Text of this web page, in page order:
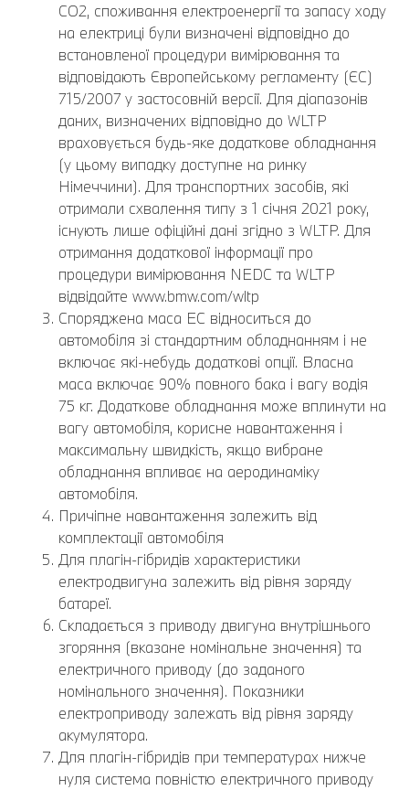
CO2, споживання електроенергії та запасу ходу
на електриці були визначені відповідно до
встановленої процедури вимірювання та
відповідають Європейському регламенту (ЄС)
715/2007 у застосовній версії. Для діапазонів
даних, визначених відповідно до WLTP
враховується будь-яке додаткове обладнання
(у цьому випадку доступне на ринку
Німеччини). Для транспортних засобів, які
отримали схвалення типу з 1 січня 2021 року,
існують лише офіційні дані згідно з WLTP. Для
отримання додаткової інформації про
процедури вимірювання NEDC та WLTP
відвідайте www.bmw.com/wltp
Споряджена маса EC відноситься до
автомобіля зі стандартним обладнанням і не
включає які-небудь додаткові опції. Власна
маса включає 90% повного бака і вагу водія
75 кг. Додаткове обладнання може вплинути на
вагу автомобіля, корисне навантаження і
максимальну швидкість, якщо вибране
обладнання впливає на аеродинаміку
автомобіля.
Причіпне навантаження залежить від
комплектації автомобіля
Для плагін-гібридів характеристики
електродвигуна залежить від рівня заряду
батареї.
Складається з приводу двигуна внутрішнього
згоряння (вказане номінальне значення) та
електричного приводу (до заданого
номінального значення). Показники
електроприводу залежать від рівня заряду
акумулятора.
Для плагін-гібридів при температурах нижче
нуля система повністю електричного приводу